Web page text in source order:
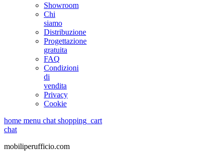
Showroom
Chi
siamo
Distribuzione
Progettazione
gratuita
FAQ
Condizioni
di
vendita
Privacy
Cookie
home menu chat shopping_cart
chat
mobiliperufficio.com